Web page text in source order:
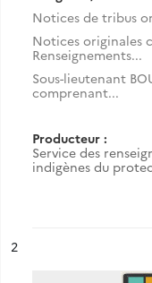
Notices de tribus
Notices originales
Renseignements...
Sous-lieutenant
comprenant...
Producteur :
Service des
indigènes du
n°
2